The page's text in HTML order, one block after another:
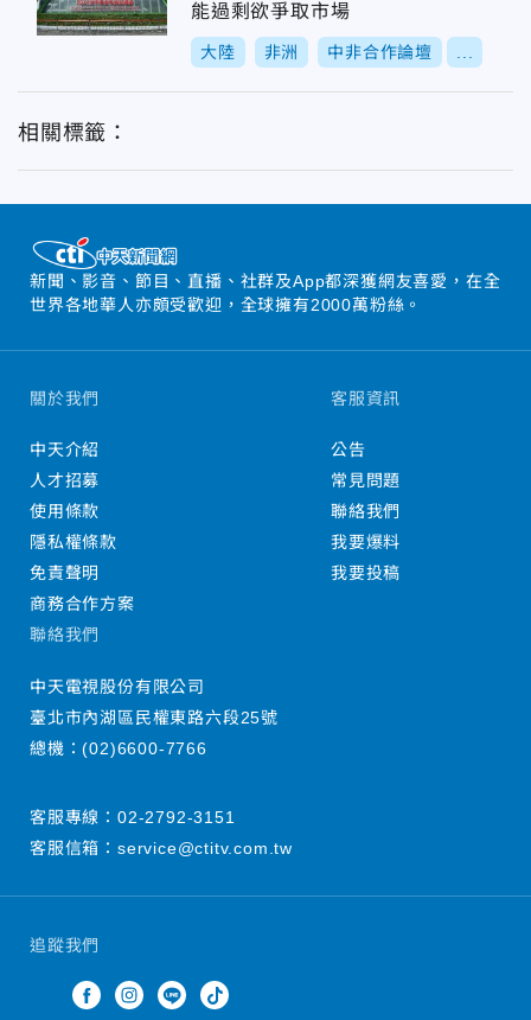
能過剩欲爭取市場
大陸 非洲 中非合作論壇
相關標籤：
新聞、影音、節目、直播、社群及App都深獲網友喜愛，在全
世界各地華人亦頗受歡迎，全球擁有2000萬粉絲。
追蹤我們
關於我們
中天介紹
人才招募
使用條款
隱私權條款
免責聲明
商務合作方案
客服資訊
公告
常見問題
聯絡我們
我要爆料
我要投稿
聯絡我們
中天電視股份有限公司
臺北市內湖區民權東路六段25號
總機：(02)6600-7766
客服專線： 02-2792-3151
客服信箱： service@ctitv.com.tw